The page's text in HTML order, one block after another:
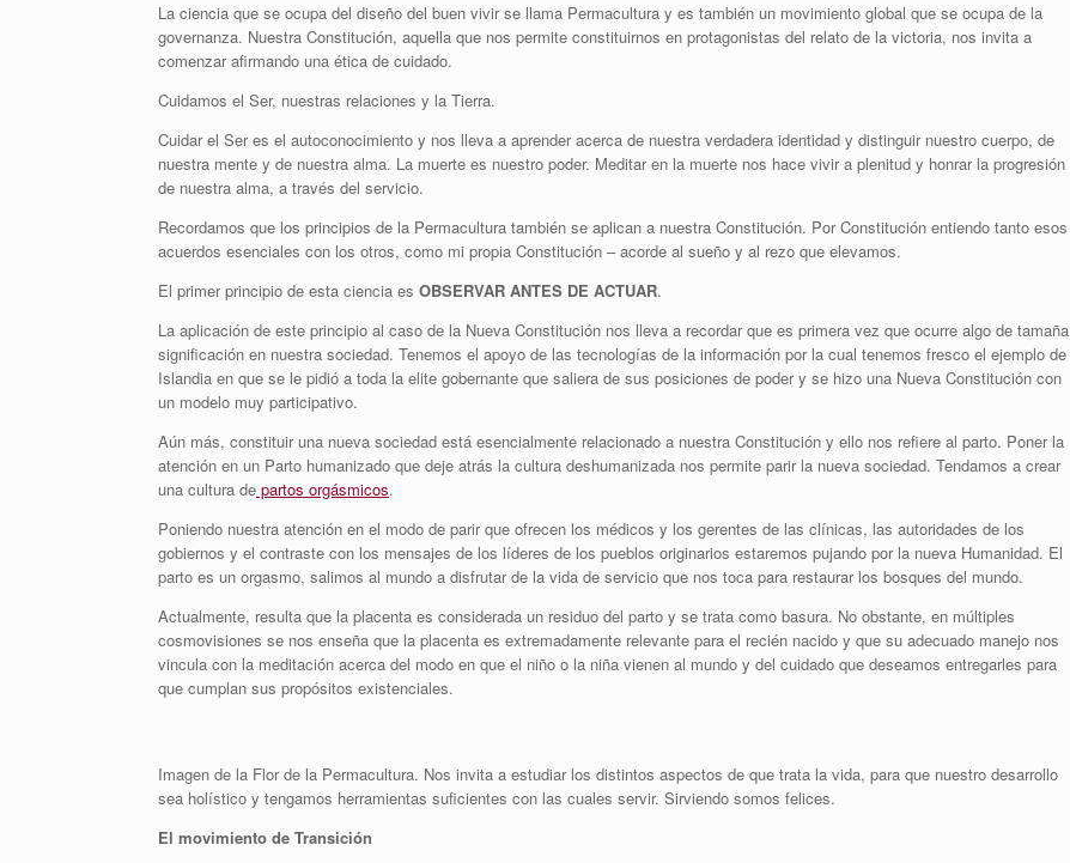
La ciencia que se ocupa del diseño del buen vivir se llama Permacultura y es también un movimiento global que se ocupa de la
governanza. Nuestra Constitución, aquella que nos permite constituirnos en protagonistas del relato de la victoria, nos invita a
comenzar afirmando una ética de cuidado.
Cuidamos el Ser, nuestras relaciones y la Tierra.
Cuidar el Ser es el autoconocimiento y nos lleva a aprender acerca de nuestra verdadera identidad y distinguir nuestro cuerpo, de
nuestra mente y de nuestra alma. La muerte es nuestro poder. Meditar en la muerte nos hace vivir a plenitud y honrar la progresión
de nuestra alma, a través del servicio.
Recordamos que los principios de la Permacultura también se aplican a nuestra Constitución. Por Constitución entiendo tanto esos
acuerdos esenciales con los otros, como mi propia Constitución – acorde al sueño y al rezo que elevamos.
El primer principio de esta ciencia es OBSERVAR ANTES DE ACTUAR.
La aplicación de este principio al caso de la Nueva Constitución nos lleva a recordar que es primera vez que ocurre algo de tamaña
significación en nuestra sociedad. Tenemos el apoyo de las tecnologías de la información por la cual tenemos fresco el ejemplo de
Islandia en que se le pidió a toda la elite gobernante que saliera de sus posiciones de poder y se hizo una Nueva Constitución con
un modelo muy participativo.
Aún más, constituir una nueva sociedad está esencialmente relacionado a nuestra Constitución y ello nos refiere al parto. Poner la
atención en un Parto humanizado que deje atrás la cultura deshumanizada nos permite parir la nueva sociedad. Tendamos a crear
una cultura de partos orgásmicos.
Poniendo nuestra atención en el modo de parir que ofrecen los médicos y los gerentes de las clínicas, las autoridades de los
gobiernos y el contraste con los mensajes de los líderes de los pueblos originarios estaremos pujando por la nueva Humanidad. El
parto es un orgasmo, salimos al mundo a disfrutar de la vida de servicio que nos toca para restaurar los bosques del mundo.
Actualmente, resulta que la placenta es considerada un residuo del parto y se trata como basura. No obstante, en múltiples
cosmovisiones se nos enseña que la placenta es extremadamente relevante para el recién nacido y que su adecuado manejo nos
vincula con la meditación acerca del modo en que el niño o la niña vienen al mundo y del cuidado que deseamos entregarles para
que cumplan sus propósitos existenciales.
Imagen de la Flor de la Permacultura. Nos invita a estudiar los distintos aspectos de que trata la vida, para que nuestro desarrollo
sea holístico y tengamos herramientas suficientes con las cuales servir. Sirviendo somos felices.
El movimiento de Transición